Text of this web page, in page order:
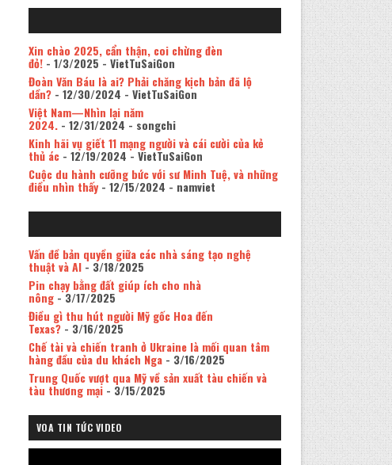
Xin chào 2025, cẩn thận, coi chừng đèn
đỏ!- 1/3/2025 - VietTuSaiGon
Đoàn Văn Báu là ai? Phải chăng kịch bản đã lộ
dần?- 12/30/2024 - VietTuSaiGon
Việt Nam—Nhìn lại năm
2024.- 12/31/2024 - songchi
Kinh hãi vụ giết 11 mạng người và cái cười của kẻ
thủ ác- 12/19/2024 - VietTuSaiGon
Cuộc du hành cưỡng bức với sư Minh Tuệ, và những
điều nhìn thấy- 12/15/2024 - namviet
Vấn đề bản quyền giữa các nhà sáng tạo nghệ
thuật và AI- 3/18/2025
Pin chạy bằng đất giúp ích cho nhà
nông- 3/17/2025
Điều gì thu hút người Mỹ gốc Hoa đến
Texas?- 3/16/2025
Chế tài và chiến tranh ở Ukraine là mối quan tâm
hàng đầu của du khách Nga- 3/16/2025
Trung Quốc vượt qua Mỹ về sản xuất tàu chiến và
tàu thương mại- 3/15/2025
VOA TIN TỨC VIDEO